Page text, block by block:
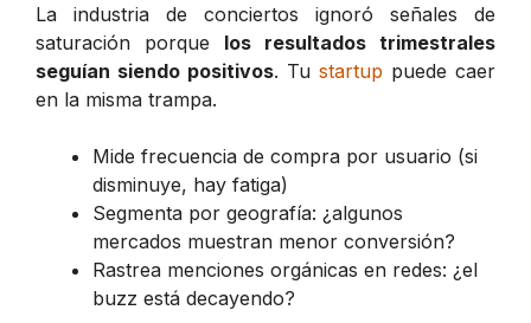
La industria de conciertos ignoró señales de
saturación porque los resultados trimestrales
seguían siendo positivos. Tu startup puede caer
en la misma trampa.
Mide frecuencia de compra por usuario (si
disminuye, hay fatiga)
Segmenta por geografía: ¿algunos
mercados muestran menor conversión?
Rastrea menciones orgánicas en redes: ¿el
buzz está decayendo?